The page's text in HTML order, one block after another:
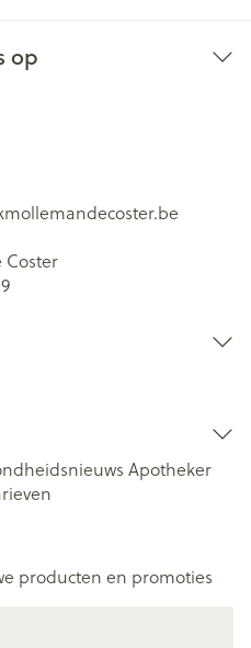
op
Coster
Apotheker
producten en promoties